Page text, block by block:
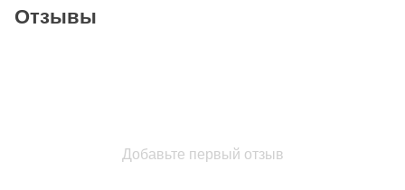
Отзывы
Добавьте первый отзыв